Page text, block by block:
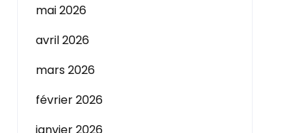
mai 2026
avril 2026
mars 2026
février 2026